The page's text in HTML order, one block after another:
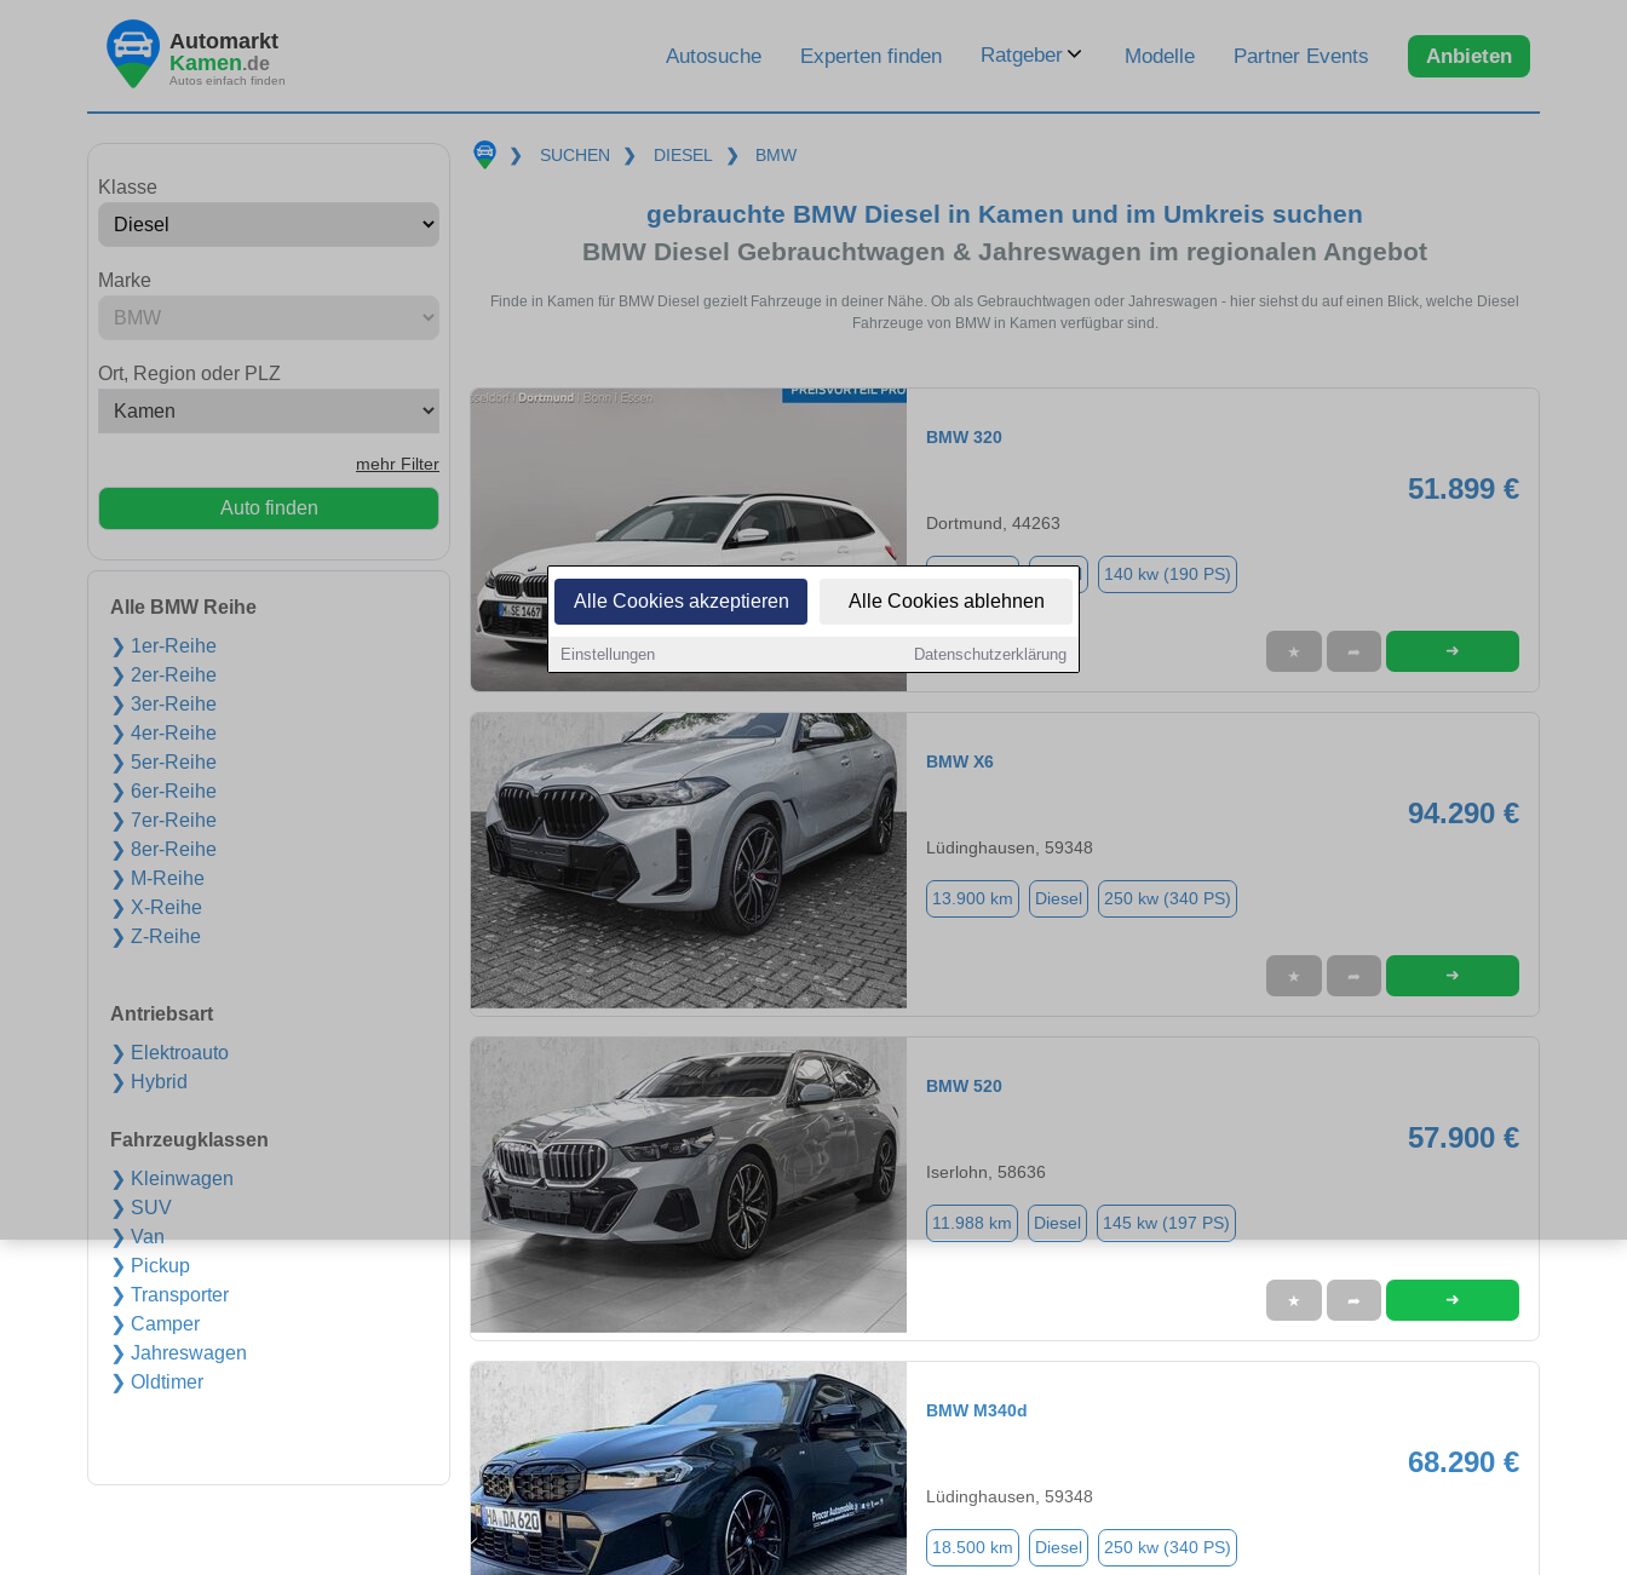
Alle Cookies akzeptieren Alle Cookies ablehnen
Einstellungen Datenschutzerklärung
Automarkt
Kamen.de
Autos einfach finden
Autosuche Experten finden Ratgeber Modelle Partner Events Anbieten
Klasse
Marke
Ort, Region oder PLZ
mehr Filter
Auto finden
Alle BMW Reihe
❯ 1er-Reihe
❯ 2er-Reihe
❯ 3er-Reihe
❯ 4er-Reihe
❯ 5er-Reihe
❯ 6er-Reihe
❯ 7er-Reihe
❯ 8er-Reihe
❯ M-Reihe
❯ X-Reihe
❯ Z-Reihe
Antriebsart
❯ Elektroauto
❯ Hybrid
Fahrzeugklassen
❯ Kleinwagen
❯ SUV
❯ Van
❯ Pickup
❯ Transporter
❯ Camper
❯ Jahreswagen
❯ Oldtimer
❯ SUCHEN ❯ DIESEL ❯ BMW
gebrauchte BMW Diesel in Kamen und im Umkreis suchen
BMW Diesel Gebrauchtwagen & Jahreswagen im regionalen Angebot
Finde in Kamen für BMW Diesel gezielt Fahrzeuge in deiner Nähe. Ob als Gebrauchtwagen oder Jahreswagen - hier siehst du auf einen Blick, welche Diesel
Fahrzeuge von BMW in Kamen verfügbar sind.
BMW 320
51.899 €
Dortmund, 44263
Diesel 140 kw (190 PS)
★ ➦ ➜
BMW X6
94.290 €
Lüdinghausen, 59348
13.900 km Diesel 250 kw (340 PS)
★ ➦ ➜
BMW 520
57.900 €
Iserlohn, 58636
11.988 km Diesel 145 kw (197 PS)
★ ➦ ➜
BMW M340d
68.290 €
Lüdinghausen, 59348
18.500 km Diesel 250 kw (340 PS)